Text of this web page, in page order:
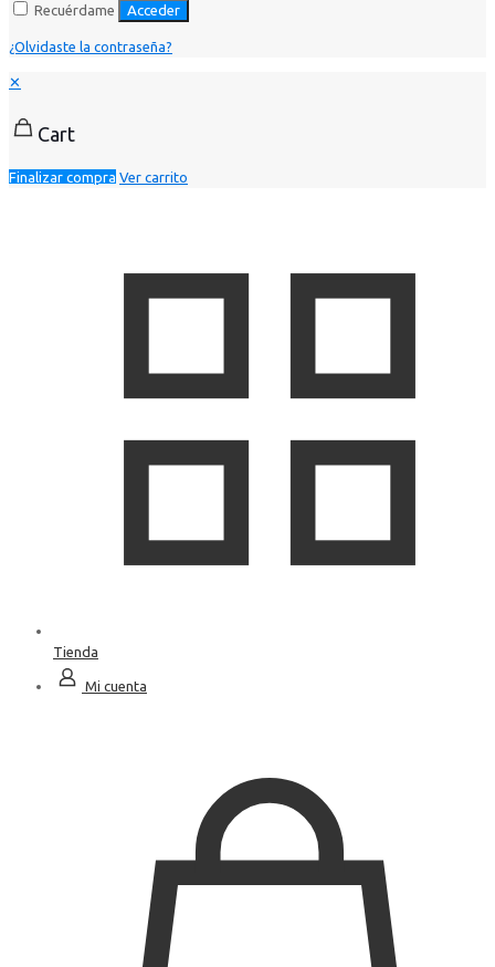
Recuérdame Acceder
¿Olvidaste la contraseña?
✕
Cart
Finalizar compra Ver carrito
Tienda
Mi cuenta